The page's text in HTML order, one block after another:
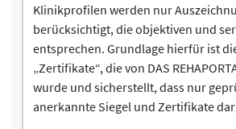
Klinikprofilen werden nur
berücksichtigt, die objektiven und
entsprechen. Grundlage hierfür ist
„Zertifikate“, die von DAS
wurde und sicherstellt, dass nur
anerkannte Siegel und Zertifikate